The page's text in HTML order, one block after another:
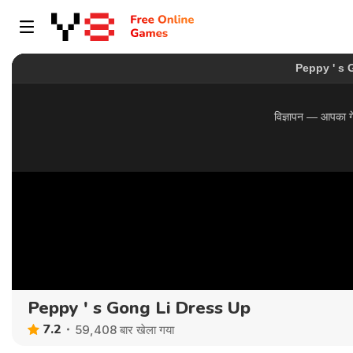
Peppy ' s Gong Li Dress Up
7.2 59,408 बार खेला गया